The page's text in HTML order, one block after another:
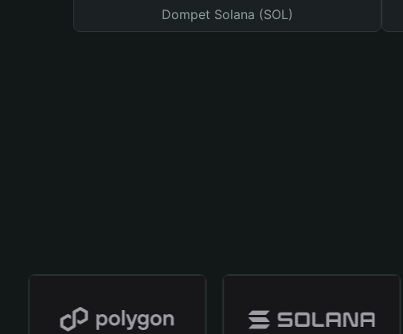
Dompet Solana (SOL)